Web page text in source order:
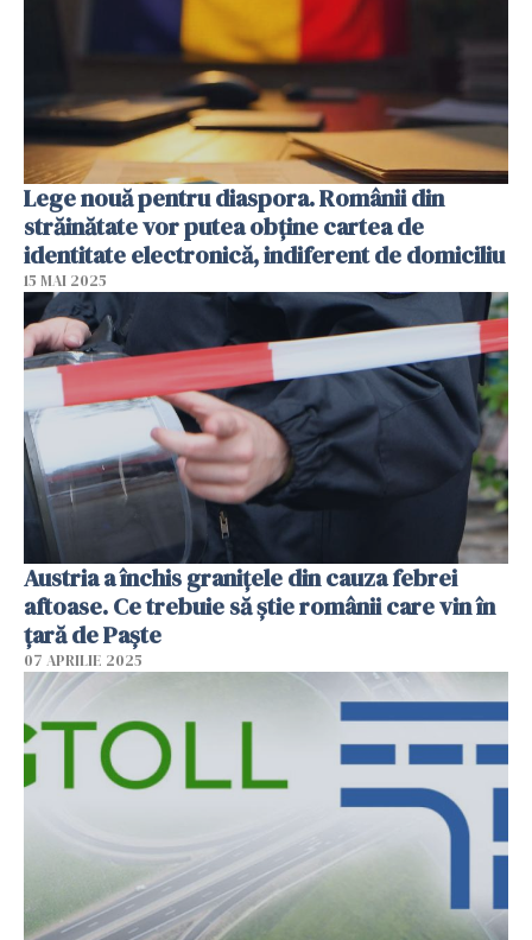
Lege nouă pentru diaspora. Românii din
străinătate vor putea obține cartea de
identitate electronică, indiferent de domiciliu
15 MAI 2025
Austria a închis granițele din cauza febrei
aftoase. Ce trebuie să știe românii care vin în
țară de Paște
07 APRILIE 2025